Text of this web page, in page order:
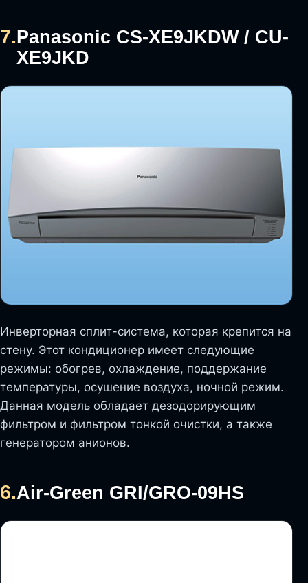
7.Panasonic CS-XE9JKDW / CU-
XE9JKD
Инверторная сплит-система, которая крепится на
стену. Этот кондиционер имеет следующие
режимы: обогрев, охлаждение, поддержание
температуры, осушение воздуха, ночной режим.
Данная модель обладает дезодорирующим
фильтром и фильтром тонкой очистки, а также
генератором анионов.
6.Air-Green GRI/GRO-09HS